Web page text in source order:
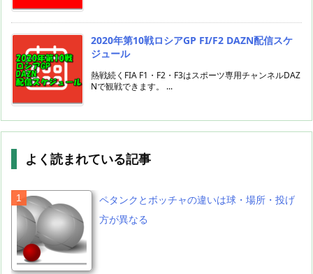
2020年第10戦ロシアGP FI/F2 DAZN配信スケ
ジュール
熱戦続くFIA F1・F2・F3はスポーツ専用チャンネルDAZ
Nで観戦できます。 ...
よく読まれている記事
ペタンクとボッチャの違いは球・場所・投げ
方が異なる